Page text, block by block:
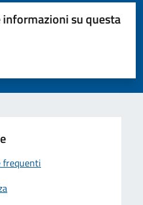
su questa
su 5
5
frequenti